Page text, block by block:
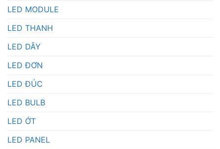
LED MODULE
LED THANH
LED DÂY
LED ĐƠN
LED ĐÚC
LED BULB
LED ỚT
LED PANEL